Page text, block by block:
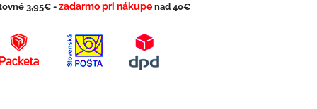
3,95€ - zadarmo pri nákupe nad 40€